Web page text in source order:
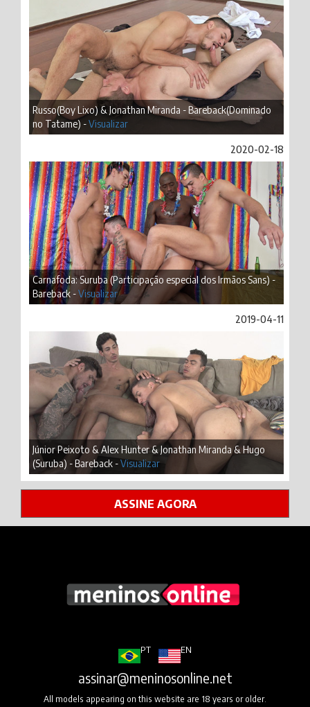
Russo(Boy Lixo) & Jonathan Miranda - Bareback(Dominado
no Tatame) -Visualizar
2020-02-18
Carnafoda: Suruba (Participação especial dos Irmãos Sans) -
Bareback -Visualizar
2019-04-11
Júnior Peixoto & Alex Hunter & Jonathan Miranda & Hugo
(Suruba) - Bareback -Visualizar
ASSINE AGORA
PT EN
assinar@meninosonline.net
All models appearing on this website are 18 years or older.